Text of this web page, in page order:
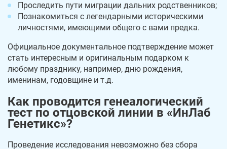
Проследить пути миграции дальних родственников;
Познакомиться с легендарными историческими
личностями, имеющими общего с вами предка.
Официальное документальное подтверждение может
стать интересным и оригинальным подарком к
любому празднику, например, дню рождения,
именинам, годовщине и т.д.
Как проводится генеалогический
тест по отцовской линии в «ИнЛаб
Генетикс»?
Проведение исследования невозможно без сбора